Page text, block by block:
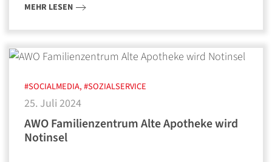
MEHR LESEN
#SOCIALMEDIA, #SOZIALSERVICE
25. Juli 2024
AWO Familienzentrum Alte Apotheke wird
Notinsel